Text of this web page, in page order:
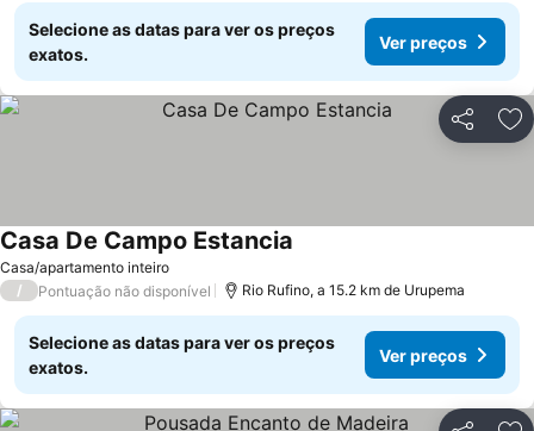
Selecione as datas para ver os preços
exatos.
Ver preços
Partilhar
Casa/apartamento inteiro
Casa De Campo Estancia
/ Pontuação não disponível Rio Rufino, a 15.2 km de Urupema
Selecione as datas para ver os preços
exatos.
Ver preços